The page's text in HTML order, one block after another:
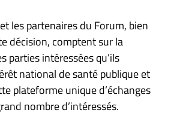
les partenaires du Forum, bien
décision, comptent sur la
parties intéressées qu’ils
national de santé publique et
plateforme unique d’échanges
nombre d’intéressés.